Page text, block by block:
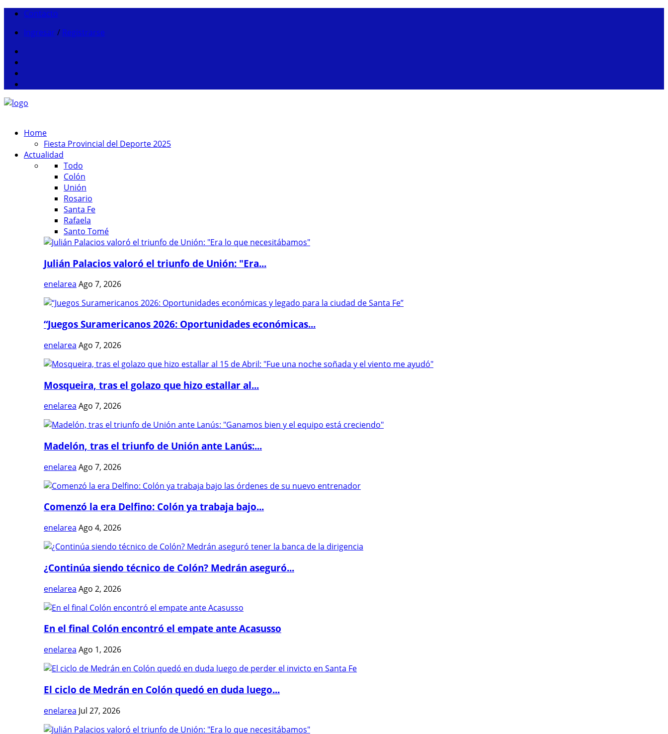
Contacto
Ingresar / Registrarse
Home
Fiesta Provincial del Deporte 2025
Actualidad
Todo
Colón
Unión
Rosario
Santa Fe
Rafaela
Santo Tomé
Julián Palacios valoró el triunfo de Unión: "Era...
enelarea Ago 7, 2026
“Juegos Suramericanos 2026: Oportunidades económicas...
enelarea Ago 7, 2026
Mosqueira, tras el golazo que hizo estallar al...
enelarea Ago 7, 2026
Madelón, tras el triunfo de Unión ante Lanús:...
enelarea Ago 7, 2026
Comenzó la era Delfino: Colón ya trabaja bajo...
enelarea Ago 4, 2026
¿Continúa siendo técnico de Colón? Medrán aseguró...
enelarea Ago 2, 2026
En el final Colón encontró el empate ante Acasusso
enelarea Ago 1, 2026
El ciclo de Medrán en Colón quedó en duda luego...
enelarea Jul 27, 2026